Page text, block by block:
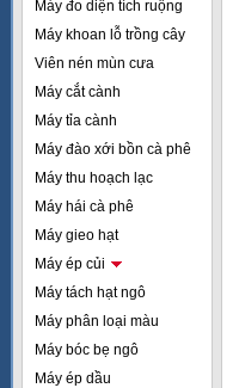
Máy đo diện tích ruộng
Máy khoan lỗ trồng cây
Viên nén mùn cưa
Máy cắt cành
Máy tỉa cành
Máy đào xới bồn cà phê
Máy thu hoạch lạc
Máy hái cà phê
Máy gieo hạt
Máy ép củi
Máy tách hạt ngô
Máy phân loại màu
Máy bóc bẹ ngô
Máy ép dầu